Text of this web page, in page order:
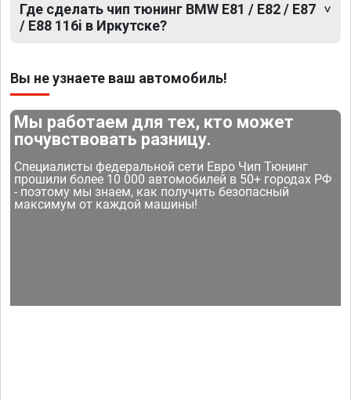
Где сделать чип тюнинг BMW E81 / E82 / E87
/ E88 116i в Иркутске?
Вы не узнаете ваш автомобиль!
Мы работаем для тех, кто может
почувствовать разницу.
Специалисты федеральной сети Евро Чип Тюнинг
прошили более 10 000 автомобилей в 50+ городах РФ
- поэтому мы знаем, как получить безопасный
максимум от каждой машины!